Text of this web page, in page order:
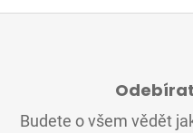
Budete o všem vědět